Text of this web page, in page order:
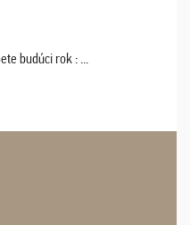
budúci rok : ...